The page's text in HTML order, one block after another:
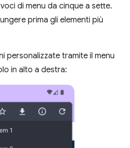
di menu da cinque a sette.
prima gli elementi più
personalizzate tramite il menu
in alto a destra: